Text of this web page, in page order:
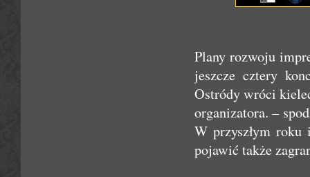
Plany rozwoju
jeszcze cztery
Ostródy wróci
organizatora. –
W przyszłym
pojawić także